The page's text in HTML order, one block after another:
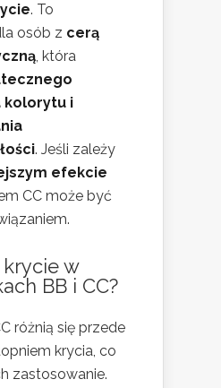
. To
osób z cerą
, która
kolorytu i
. Jeśli zależy
efekcie
CC może być
w
BB i CC?
różnią się przede
krycia, co
zastosowanie.